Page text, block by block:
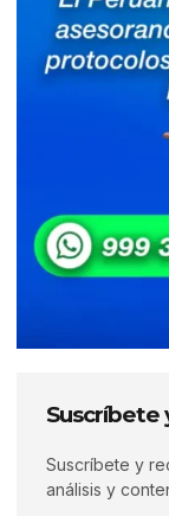
Suscríbete
Suscríbete y
análisis y